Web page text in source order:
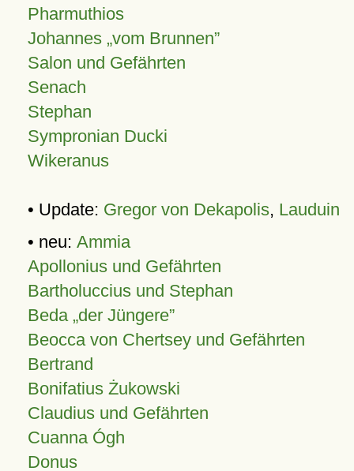
Pharmuthios
Johannes vom Brunnen
Salon und Gefährten
Senach
Stephan
Sympronian Ducki
Wikeranus
• Update: Gregor von Dekapolis, Lauduin
• neu: Ammia
Apollonius und Gefährten
Bartholuccius und Stephan
Beda „der Jüngere”
Beocca von Chertsey und Gefährten
Bertrand
Bonifatius Żukowski
Claudius und Gefährten
Cuanna Ógh
Donus